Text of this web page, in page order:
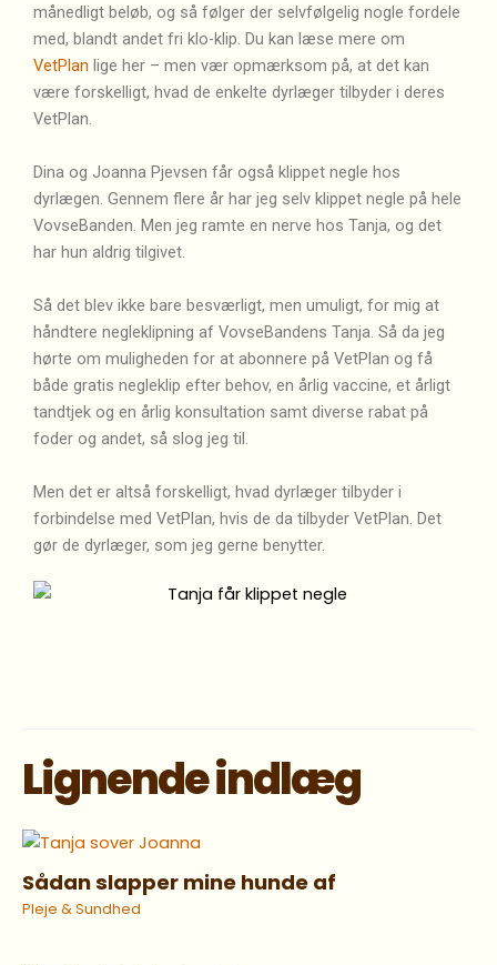
månedligt beløb, og så følger der selvfølgelig nogle fordele
med, blandt andet fri klo-klip. Du kan læse mere om
VetPlan lige her – men vær opmærksom på, at det kan
være forskelligt, hvad de enkelte dyrlæger tilbyder i deres
VetPlan.
Dina og Joanna Pjevsen får også klippet negle hos
dyrlægen. Gennem flere år har jeg selv klippet negle på hele
VovseBanden. Men jeg ramte en nerve hos Tanja, og det
har hun aldrig tilgivet.
Så det blev ikke bare besværligt, men umuligt, for mig at
håndtere negleklipning af VovseBandens Tanja. Så da jeg
hørte om muligheden for at abonnere på VetPlan og få
både gratis negleklip efter behov, en årlig vaccine, et årligt
tandtjek og en årlig konsultation samt diverse rabat på
foder og andet, så slog jeg til.
Men det er altså forskelligt, hvad dyrlæger tilbyder i
forbindelse med VetPlan, hvis de da tilbyder VetPlan. Det
gør de dyrlæger, som jeg gerne benytter.
Lignende indlæg
Sådan slapper mine hunde af
Pleje & Sundhed